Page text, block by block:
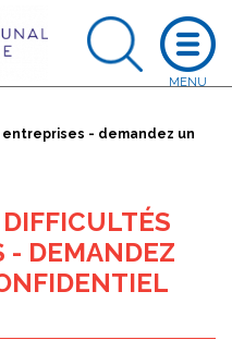
- demandez un
- DEMANDEZ